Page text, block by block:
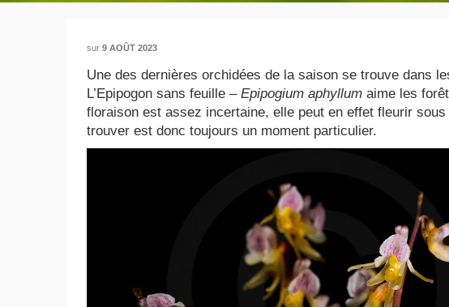
sur9 AOÛT 2023
Une des dernières orchidées de la saison se trouve dans
L’Epipogon sans feuille –Epipogium aphyllum aime les
floraison est assez incertaine, elle peut en effet fleurir
trouver est donc toujours un moment particulier.